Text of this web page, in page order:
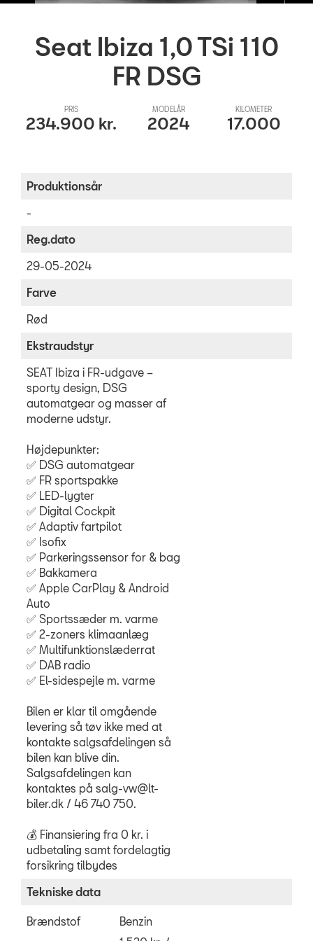
RESERVEDELE
OM OS
Seat Ibiza 1,0 TSi 110
FR DSG
PRIS
234.900 kr.
MODELÅR
2024
KILOMETER
17.000
Produktionsår
-
Reg.dato
29-05-2024
Farve
Rød
Ekstraudstyr
SEAT Ibiza i FR-udgave –
sporty design, DSG
automatgear og masser af
moderne udstyr.
Højdepunkter:
✅ DSG automatgear
✅ FR sportspakke
✅ LED-lygter
✅ Digital Cockpit
✅ Adaptiv fartpilot
✅ Isofix
✅ Parkeringssensor for & bag
✅ Bakkamera
✅ Apple CarPlay & Android
Auto
✅ Sportssæder m. varme
✅ 2-zoners klimaanlæg
✅ Multifunktionslæderrat
✅ DAB radio
✅ El-sidespejle m. varme
Bilen er klar til omgående
levering så tøv ikke med at
kontakte salgsafdelingen så
bilen kan blive din.
Salgsafdelingen kan
kontaktes på salg-vw@lt-
biler.dk / 46 740 750.
💰 Finansiering fra 0 kr. i
udbetaling samt fordelagtig
forsikring tilbydes
Tekniske data
Brændstof
Benzin